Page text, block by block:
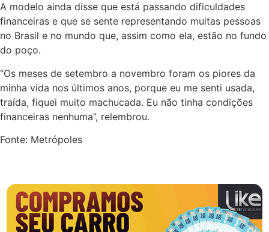
A modelo ainda disse que está passando dificuldades
financeiras e que se sente representando muitas pessoas
no Brasil e no mundo que, assim como ela, estão no fundo
do poço.
“Os meses de setembro a novembro foram os piores da
minha vida nos últimos anos, porque eu me senti usada,
traída, fiquei muito machucada. Eu não tinha condições
financeiras nenhuma”, relembrou.
Fonte: Metrópoles